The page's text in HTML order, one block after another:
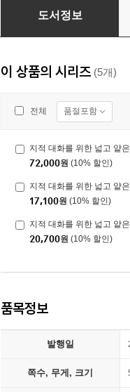
지적 대화를 위한 넓고 얕
도서정보
이 상품의 시리즈 (5개)
전체 품절포함
지적 대화를 위한 넓고 얕
72,000원 (10% 할인)
지적 대화를 위한 넓고 얕
17,100원 (10% 할인)
지적 대화를 위한 넓고 얕
20,700원 (10% 할인)
품목정보
발행일
쪽수, 무게, 크기